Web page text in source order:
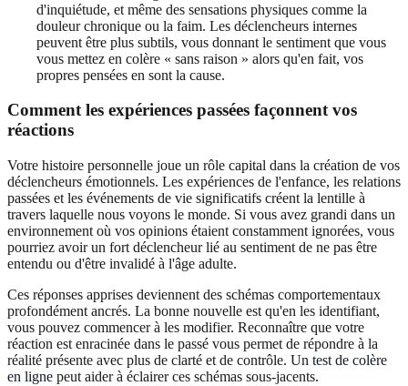
d'inquiétude, et même des sensations physiques comme la
douleur chronique ou la faim. Les déclencheurs internes
peuvent être plus subtils, vous donnant le sentiment que vous
vous mettez en colère « sans raison » alors qu'en fait, vos
propres pensées en sont la cause.
Comment les expériences passées façonnent vos
réactions
Votre histoire personnelle joue un rôle capital dans la création de vos
déclencheurs émotionnels. Les expériences de l'enfance, les relations
passées et les événements de vie significatifs créent la lentille à
travers laquelle nous voyons le monde. Si vous avez grandi dans un
environnement où vos opinions étaient constamment ignorées, vous
pourriez avoir un fort déclencheur lié au sentiment de ne pas être
entendu ou d'être invalidé à l'âge adulte.
Ces réponses apprises deviennent des schémas comportementaux
profondément ancrés. La bonne nouvelle est qu'en les identifiant,
vous pouvez commencer à les modifier. Reconnaître que votre
réaction est enracinée dans le passé vous permet de répondre à la
réalité présente avec plus de clarté et de contrôle. Un test de colère
en ligne peut aider à éclairer ces schémas sous-jacents.